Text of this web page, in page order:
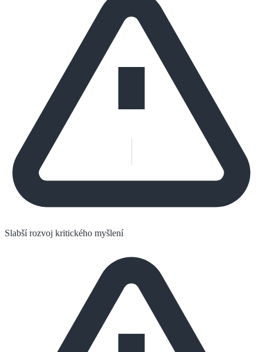
Slabší rozvoj kritického myšlení